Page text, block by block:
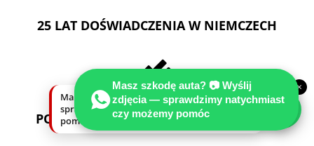
25 LAT DOŚWIADCZENIA W NIEMCZECH

PORADY TECHNICZNO-PRAWNE GRATIS
Masz szkodę auta? 📷 Wyślij
zdjęcia — sprawdzimy natychmiast
czy możemy pomóc
×
Masz szkodę auta? Wyślij zdjęcia —
sprawdzimy natychmiast, czy możemy
pomóc.